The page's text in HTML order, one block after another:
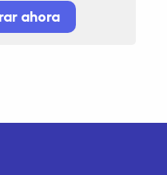
ahora